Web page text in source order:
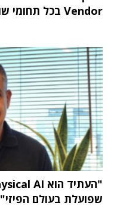
Vendor בכל תחומי שוק ה-IT
שפועלת בעולם הפיזי"